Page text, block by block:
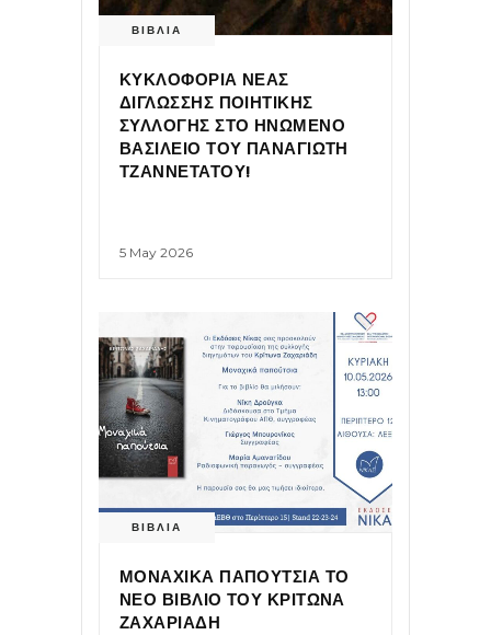
ΒΙΒΛΙΑ
ΚΥΚΛΟΦΟΡΙΑ ΝΕΑΣ
ΔΙΓΛΩΣΣΗΣ ΠΟΙΗΤΙΚΗΣ
ΣΥΛΛΟΓΗΣ ΣΤΟ ΗΝΩΜΕΝΟ
ΒΑΣΙΛΕΙΟ ΤΟΥ ΠΑΝΑΓΙΩΤΗ
ΤΖΑΝΝΕΤΑΤΟΥ!
5 May 2026
ΒΙΒΛΙΑ
ΜΟΝΑΧΙΚΑ ΠΑΠΟΥΤΣΙΑ ΤΟ
ΝΕΟ ΒΙΒΛΙΟ ΤΟΥ ΚΡΙΤΩΝΑ
ΖΑΧΑΡΙΑΔΗ